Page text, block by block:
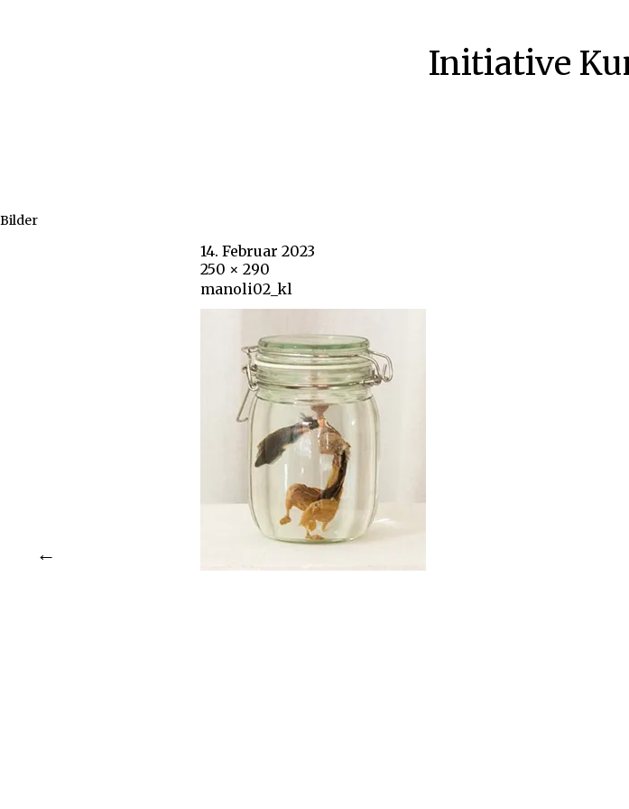
Initiative
Bilder
14. Februar 2023
250 × 290
manoli02_kl